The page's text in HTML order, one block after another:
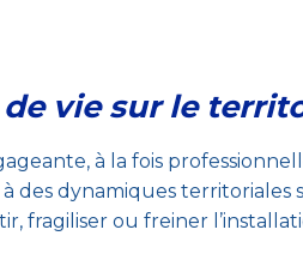
vie sur le
à la fois
des dynamiques
fragiliser ou freiner